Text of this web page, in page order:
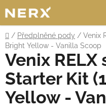
na
obsah
Domů
/ Předplněné pody / Venix
Bright Yellow - Vanilla Scoop
Venix RELX
Starter Kit
Yellow -